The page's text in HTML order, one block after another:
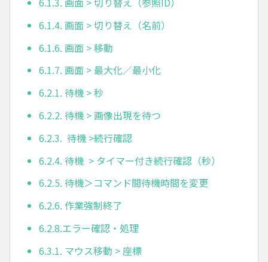
6.1.4. 画面 > 切り替え（名前）
6.1.6. 画面 > 移動
6.1.7. 画面 > 最大化／最小化
6.2.1. 待機 > 秒
6.2.2. 待機 > 画像出現を待つ
6.2.3. 待機 >続行確認
6.2.4. 待機 > タイマー付き続行確認（秒）
6.2.5. 待機＞コマンド間待機時間を変更
6.2.6. 作業強制終了
6.2.8.エラー確認・処理
6.3.1. マウス移動 > 座標